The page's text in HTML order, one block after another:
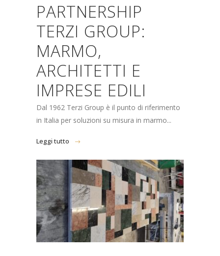
PARTNERSHIP
TERZI GROUP:
MARMO,
ARCHITETTI E
IMPRESE EDILI
Dal 1962 Terzi Group è il punto di riferimento
in Italia per soluzioni su misura in marmo...
Leggi tutto